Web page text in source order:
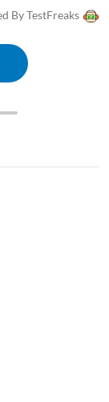
By TestFreaks